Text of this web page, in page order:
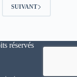
SUIVANT
réservés